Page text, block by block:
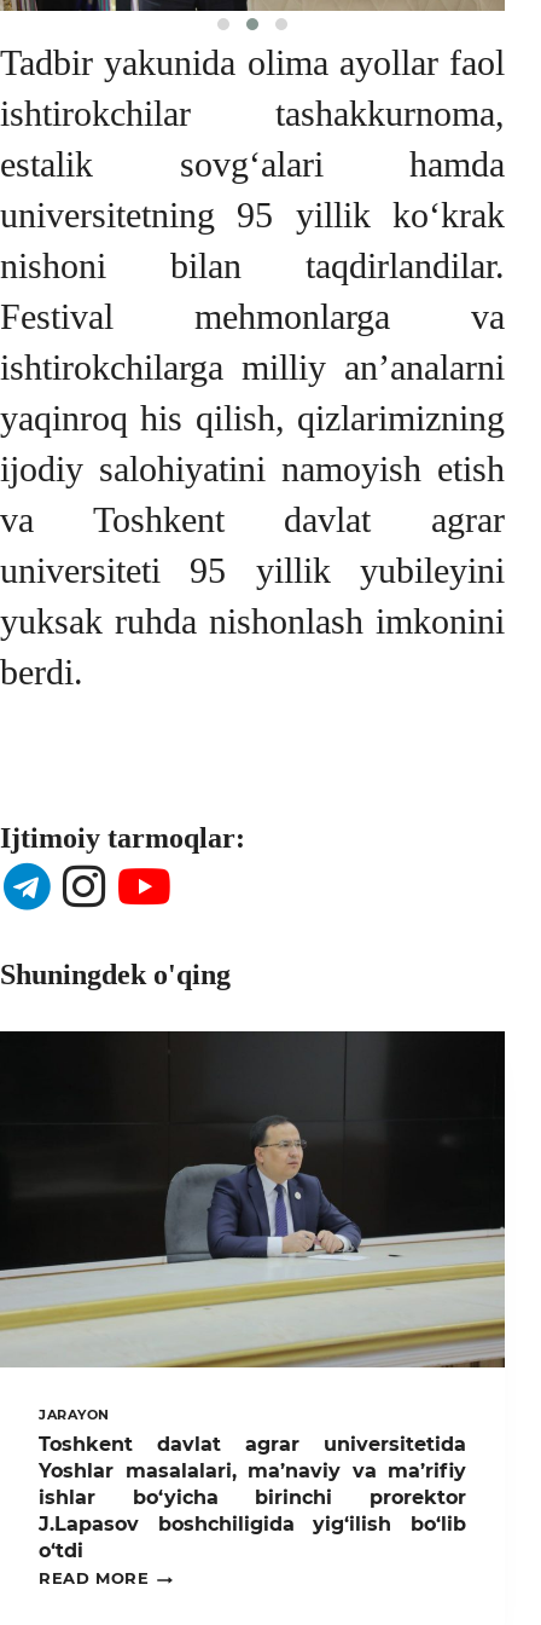
Tadbir yakunida olima ayollar faol
ishtirokchilar tashakkurnoma,
estalik sovg‘alari hamda
universitetning 95 yillik ko‘krak
nishoni bilan taqdirlandilar.
Festival mehmonlarga va
ishtirokchilarga milliy an’analarni
yaqinroq his qilish, qizlarimizning
ijodiy salohiyatini namoyish etish
va Toshkent davlat agrar
universiteti 95 yillik yubileyini
yuksak ruhda nishonlash imkonini
berdi.
Ijtimoiy tarmoqlar:
Shuningdek o'qing
JARAYON
Toshkent davlat agrar universitetida
Yoshlar masalalari, ma’naviy va ma’rifiy
ishlar bo‘yicha birinchi prorektor
J.Lapasov boshchiligida yig‘ilish bo‘lib
o‘tdi
READ MORE
TOSHKENT